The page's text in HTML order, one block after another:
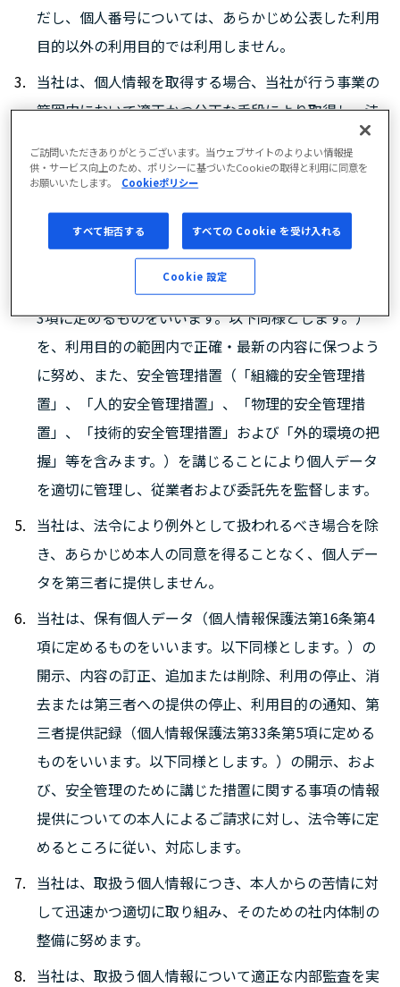
だし、個人番号については、あらかじめ公表した利用
目的以外の利用目的では利用しません。
当社は、個人情報を取得する場合、当社が行う事業の
範囲内において適正かつ公正な手段により取得し、法
令により例外として扱われるべき場合を除き、利用目
的をあらかじめ公表するか、取得後すみやかに本人に
通知または公表します。ただし、本人から書面で直接
取得する場合には、取得の状況から利用目的が明らか
な場合を除き、あらかじめ明示します。
当社は、取扱う個人データ（個人情報保護法第16条第
3項に定めるものをいいます。以下同様とします。）
を、利用目的の範囲内で正確・最新の内容に保つよう
に努め、また、安全管理措置（「組織的安全管理措
置」、「人的安全管理措置」、「物理的安全管理措
置」、「技術的安全管理措置」および「外的環境の把
握」等を含みます。）を講じることにより個人データ
を適切に管理し、従業者および委託先を監督します。
当社は、法令により例外として扱われるべき場合を除
き、あらかじめ本人の同意を得ることなく、個人デー
タを第三者に提供しません。
当社は、保有個人データ（個人情報保護法第16条第4
項に定めるものをいいます。以下同様とします。）の
開示、内容の訂正、追加または削除、利用の停止、消
去または第三者への提供の停止、利用目的の通知、第
三者提供記録（個人情報保護法第33条第5項に定める
ものをいいます。以下同様とします。）の開示、およ
び、安全管理のために講じた措置に関する事項の情報
提供についての本人によるご請求に対し、法令等に定
めるところに従い、対応します。
当社は、取扱う個人情報につき、本人からの苦情に対
して迅速かつ適切に取り組み、そのための社内体制の
整備に努めます。
当社は、取扱う個人情報について適正な内部監査を実
ご訪問いただきありがとうございます。当ウェブサイトのよりよい情報提
供・サービス向上のため、ポリシーに基づいたCookieの取得と利用に同意を
お願いいたします。
Cookieポリシー
すべて拒否する すべての Cookie を受け入れる
Cookie 設定